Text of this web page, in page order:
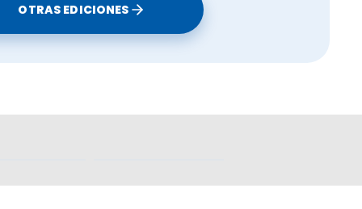
posible
intestinal.
OTRAS EDICIONES